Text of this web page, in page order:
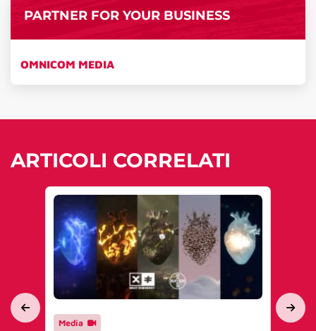
PARTNER FOR YOUR BUSINESS
OMNICOM MEDIA
ARTICOLI CORRELATI
Media